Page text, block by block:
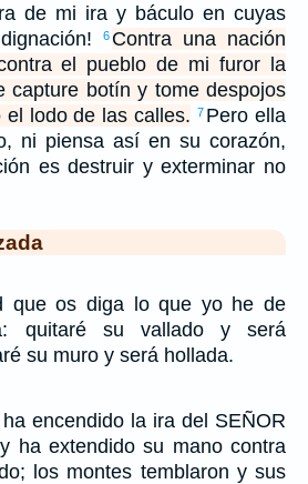
de mi ira y báculo en cuyas
6 Contra una nación
el pueblo de mi furor la
capture botín y tome despojos
lodo de las calles.
7 Pero ella
ni piensa así en su corazón,
es destruir y exterminar no
que os diga lo que yo he de
quitaré su vallado y será
su muro y será hollada.
encendido la ira del SEÑOR
ha extendido su mano contra
los montes temblaron y sus